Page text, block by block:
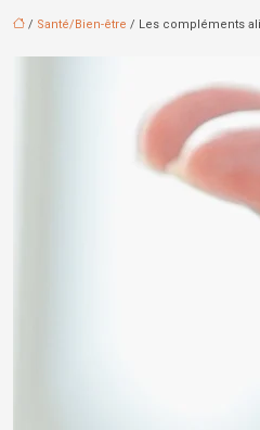
/ Santé/Bien-être / Les compléments